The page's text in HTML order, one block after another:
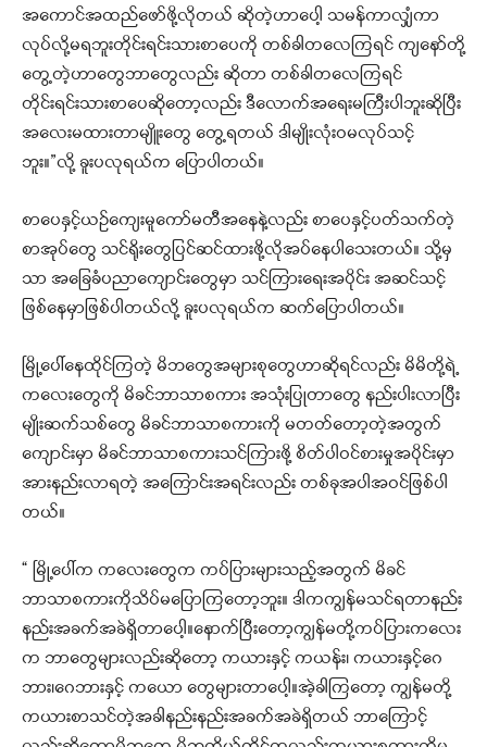
အကောင်အထည်ဖော်ဖို့လိုတယ် ဆိုတဲ့ဟာပေါ့ သမန်ကာလျှံကာ
လုပ်လို့မရဘူးတိုင်းရင်းသားစာပေကို တစ်ခါတလေကြရင် ကျနော်တို့
တွေ့တဲ့ဟာတွေဘာတွေလည်း ဆိုတာ တစ်ခါတလေကြရင်
တိုင်းရင်းသားစာပေဆိုတော့လည်း ဒီလောက်အရေးမကြီးပါဘူးဆိုပြီး
အလေးမထားတာမျိူးတွေ တွေ့ရတယ် ဒါမျိုးလုံးဝမလုပ်သင့်
ဘူး။”လို့ ခူးပလုရယ်က ပြောပါတယ်။
စာပေနှင့်ယဉ်ကျေးမူကော်မတီအနေနဲ့လည်း စာပေနှင့်ပတ်သက်တဲ့
စာအုပ်တွေ သင်ရိုးတွေပြင်ဆင်ထားဖို့လိုအပ်နေပါသေးတယ်။ သို့မှ
သာ အခြေခံပညာကျောင်းတွေမှာ သင်ကြားရေးအပိုင်း အဆင်သင့်
ဖြစ်နေမှာဖြစ်ပါတယ်လို့ ခူးပလုရယ်က ဆက်ပြောပါတယ်။
မြို့ပေါ်နေထိုင်ကြတဲ့ မိဘတွေအများစုတွေဟာဆိုရင်လည်း မိမိတို့ရဲ့
ကလေးတွေကို မိခင်ဘာသာစကား အသုံးပြုတာတွေ နည်းပါးလာပြီး
မျိုးဆက်သစ်တွေ မိခင်ဘာသာစကားကို မတတ်တော့တဲ့အတွက်
ကျောင်းမှာ မိခင်ဘာသာစကားသင်ကြားဖို့ စိတ်ပါဝင်စားမှုအပိုင်းမှာ
အားနည်းလာရတဲ့ အကြောင်းအရင်းလည်း တစ်ခုအပါအဝင်ဖြစ်ပါ
တယ်။
“ မြို့ပေါ်က ကလေးတွေက ကပ်ပြားများသည့်အတွက် မိခင်
ဘာသာစကားကိုသိပ်မပြောကြတော့ဘူး။ ဒါကကျွန်မသင်ရတာနည်း
နည်းအခက်အခဲရှိတာပေါ့။နောက်ပြီးတော့ကျွန်မတို့ကပ်ပြားကလေး
က ဘာတွေများလည်းဆိုတော့ ကယားနှင့် ကယန်း၊ ကယားနှင့်ဂေ
ဘား၊ဂေဘားနှင့် ကယော တွေများတာပေါ့။အဲ့ခါကြတော့ ကျွန်မတို့
ကယားစာသင်တဲ့အခါနည်းနည်းအခက်အခဲရှိတယ် ဘာကြောင့်